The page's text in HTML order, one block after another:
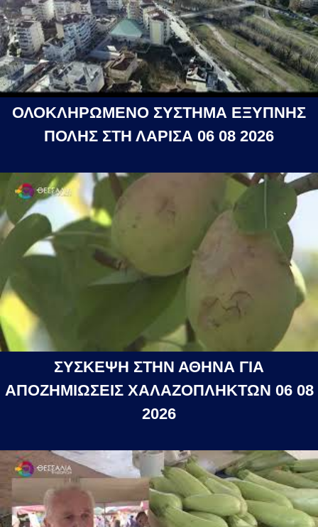
ΟΛΟΚΛΗΡΩΜΕΝΟ ΣΥΣΤΗΜΑ ΕΞΥΠΝΗΣ
ΠΟΛΗΣ ΣΤΗ ΛΑΡΙΣΑ 06 08 2026
ΣΥΣΚΕΨΗ ΣΤΗΝ ΑΘΗΝΑ ΓΙΑ
ΑΠΟΖΗΜΙΩΣΕΙΣ ΧΑΛΑΖΟΠΛΗΚΤΩΝ 06 08
2026